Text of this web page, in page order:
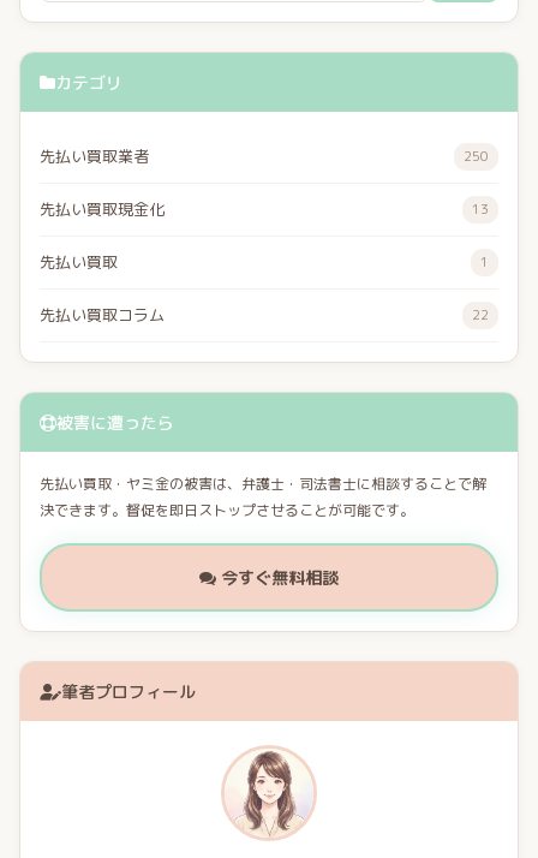
カテゴリ
先払い買取業者 250
先払い買取現金化 13
先払い買取 1
先払い買取コラム 22
被害に遭ったら
先払い買取・ヤミ金の被害は、弁護士・司法書士に相談することで解
決できます。督促を即日ストップさせることが可能です。
今すぐ無料相談
筆者プロフィール